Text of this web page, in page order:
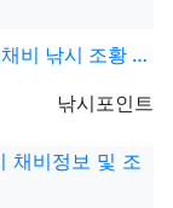
낚시 조황 정보
등록자
낚시포인트